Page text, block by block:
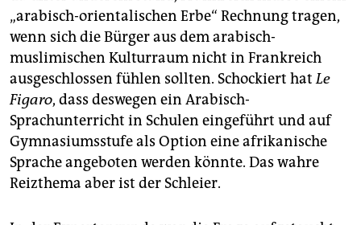
„arabisch-orientalischen Erbe“ Rechnung tragen,
wenn sich die Bürger aus dem arabisch-
muslimischen Kulturraum nicht in Frankreich
ausgeschlossen fühlen sollten. Schockiert hatLe
Figaro, dass deswegen ein Arabisch-
Sprachunterricht in Schulen eingeführt und auf
Gymnasiumsstufe als Option eine afrikanische
Sprache angeboten werden könnte. Das wahre
Reizthema aber ist der Schleier.